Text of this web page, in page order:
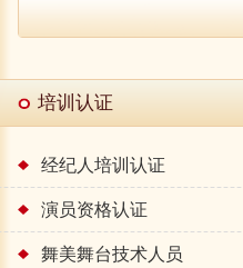
关于2021年演出经纪人
关于认真吸取“5·25”漳
培训认证
经纪人培训认证
演员资格认证
舞美舞台技术人员